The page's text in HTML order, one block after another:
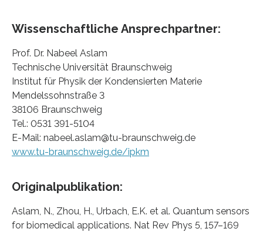
Wissenschaftliche Ansprechpartner:
Prof. Dr. Nabeel Aslam
Technische Universität Braunschweig
Institut für Physik der Kondensierten Materie
Mendelssohnstraße 3
38106 Braunschweig
Tel.: 0531 391-5104
E-Mail: nabeel.aslam@tu-braunschweig.de
www.tu-braunschweig.de/ipkm
Originalpublikation:
Aslam, N., Zhou, H., Urbach, E.K. et al. Quantum sensors
for biomedical applications. Nat Rev Phys 5, 157–169